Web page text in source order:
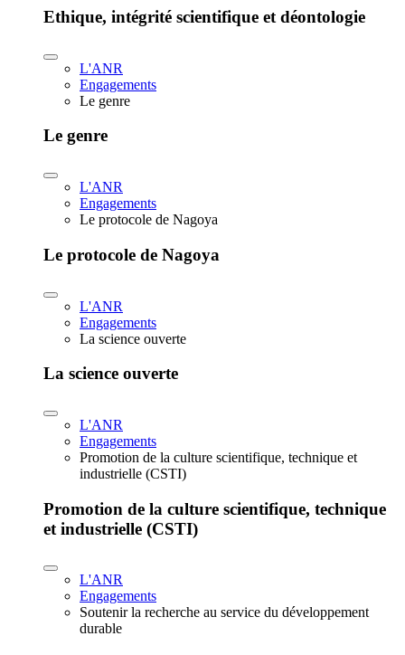
Ethique, intégrité scientifique et déontologie
L'ANR
Engagements
Le genre
Le genre
L'ANR
Engagements
Le protocole de Nagoya
Le protocole de Nagoya
L'ANR
Engagements
La science ouverte
La science ouverte
L'ANR
Engagements
Promotion de la culture scientifique, technique et
industrielle (CSTI)
Promotion de la culture scientifique, technique
et industrielle (CSTI)
L'ANR
Engagements
Soutenir la recherche au service du développement
durable